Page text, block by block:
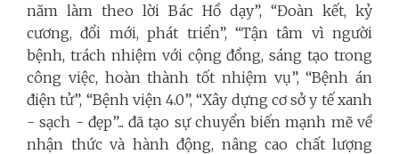
năm làm theo lời Bác Hồ dạy”, “Đoàn kết, kỷ
cương, đổi mới, phát triển”, “Tận tâm vì người
bệnh, trách nhiệm với cộng đồng, sáng tạo trong
công việc, hoàn thành tốt nhiệm vụ”, “Bệnh án
điện tử”, “Bệnh viện 4.0”, “Xây dựng cơ sở y tế xanh
- sạch - đẹp”... đã tạo sự chuyển biến mạnh mẽ về
nhận thức và hành động, nâng cao chất lượng